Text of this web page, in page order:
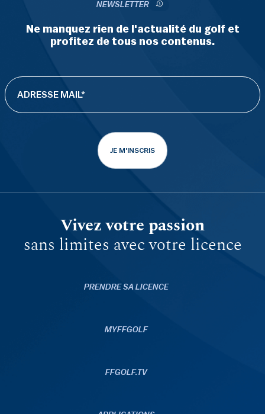
NEWSLETTER
Ne manquez rien de l'actualité du golf et
profitez de tous nos contenus.
JE M'INSCRIS
Vivez votre passion
sans limites avec votre licence
PRENDRE SA LICENCE
MYFFGOLF
FFGOLF.TV